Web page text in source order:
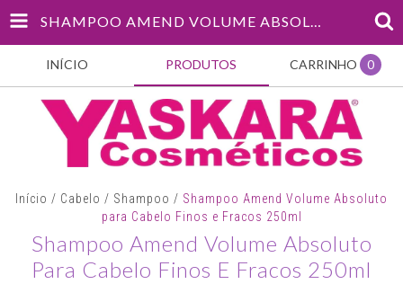
SHAMPOO AMEND VOLUME ABSOLUTO PARA CABELO FINOS E FRACOS 250ML
INÍCIO PRODUTOS CARRINHO 0
Início / Cabelo / Shampoo / Shampoo Amend Volume Absoluto
para Cabelo Finos e Fracos 250ml
Shampoo Amend Volume Absoluto
Para Cabelo Finos E Fracos 250ml